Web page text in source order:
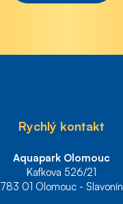
Rychlý kontakt
Aquapark Olomouc
Kafkova 526/21
783 01 Olomouc - Slavonín